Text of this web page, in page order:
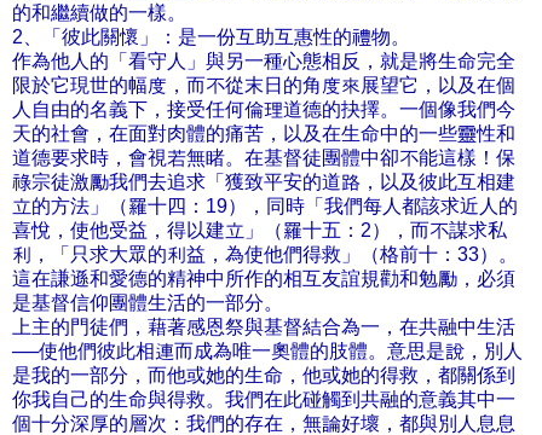
的和繼續做的一樣。
2、「彼此關懷」：是一份互助互惠性的禮物。
作為他人的「看守人」與另一種心態相反，就是將生命完全
限於它現世的幅度，而不從末日的角度來展望它，以及在個
人自由的名義下，接受任何倫理道德的抉擇。一個像我們今
天的社會，在面對肉體的痛苦，以及在生命中的一些靈性和
道德要求時，會視若無睹。在基督徒團體中卻不能這樣！保
祿宗徒激勵我們去追求「獲致平安的道路，以及彼此互相建
立的方法」（羅十四：19），同時「我們每人都該求近人的
喜悅，使他受益，得以建立」（羅十五：2），而不謀求私
利，「只求大眾的利益，為使他們得救」（格前十：33）。
這在謙遜和愛德的精神中所作的相互友誼規勸和勉勵，必須
是基督信仰團體生活的一部分。
上主的門徒們，藉著感恩祭與基督結合為一，在共融中生活
──使他們彼此相連而成為唯一奧體的肢體。意思是說，別人
是我的一部分，而他或她的生命，他或她的得救，都關係到
你我自己的生命與得救。我們在此碰觸到共融的意義其中一
個十分深厚的層次：我們的存在，無論好壞，都與別人息息